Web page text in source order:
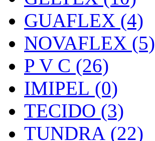
GUAFLEX (4)
NOVAFLEX (5)
P V C (26)
IMIPEL (0)
TECIDO (3)
TUNDRA (22)